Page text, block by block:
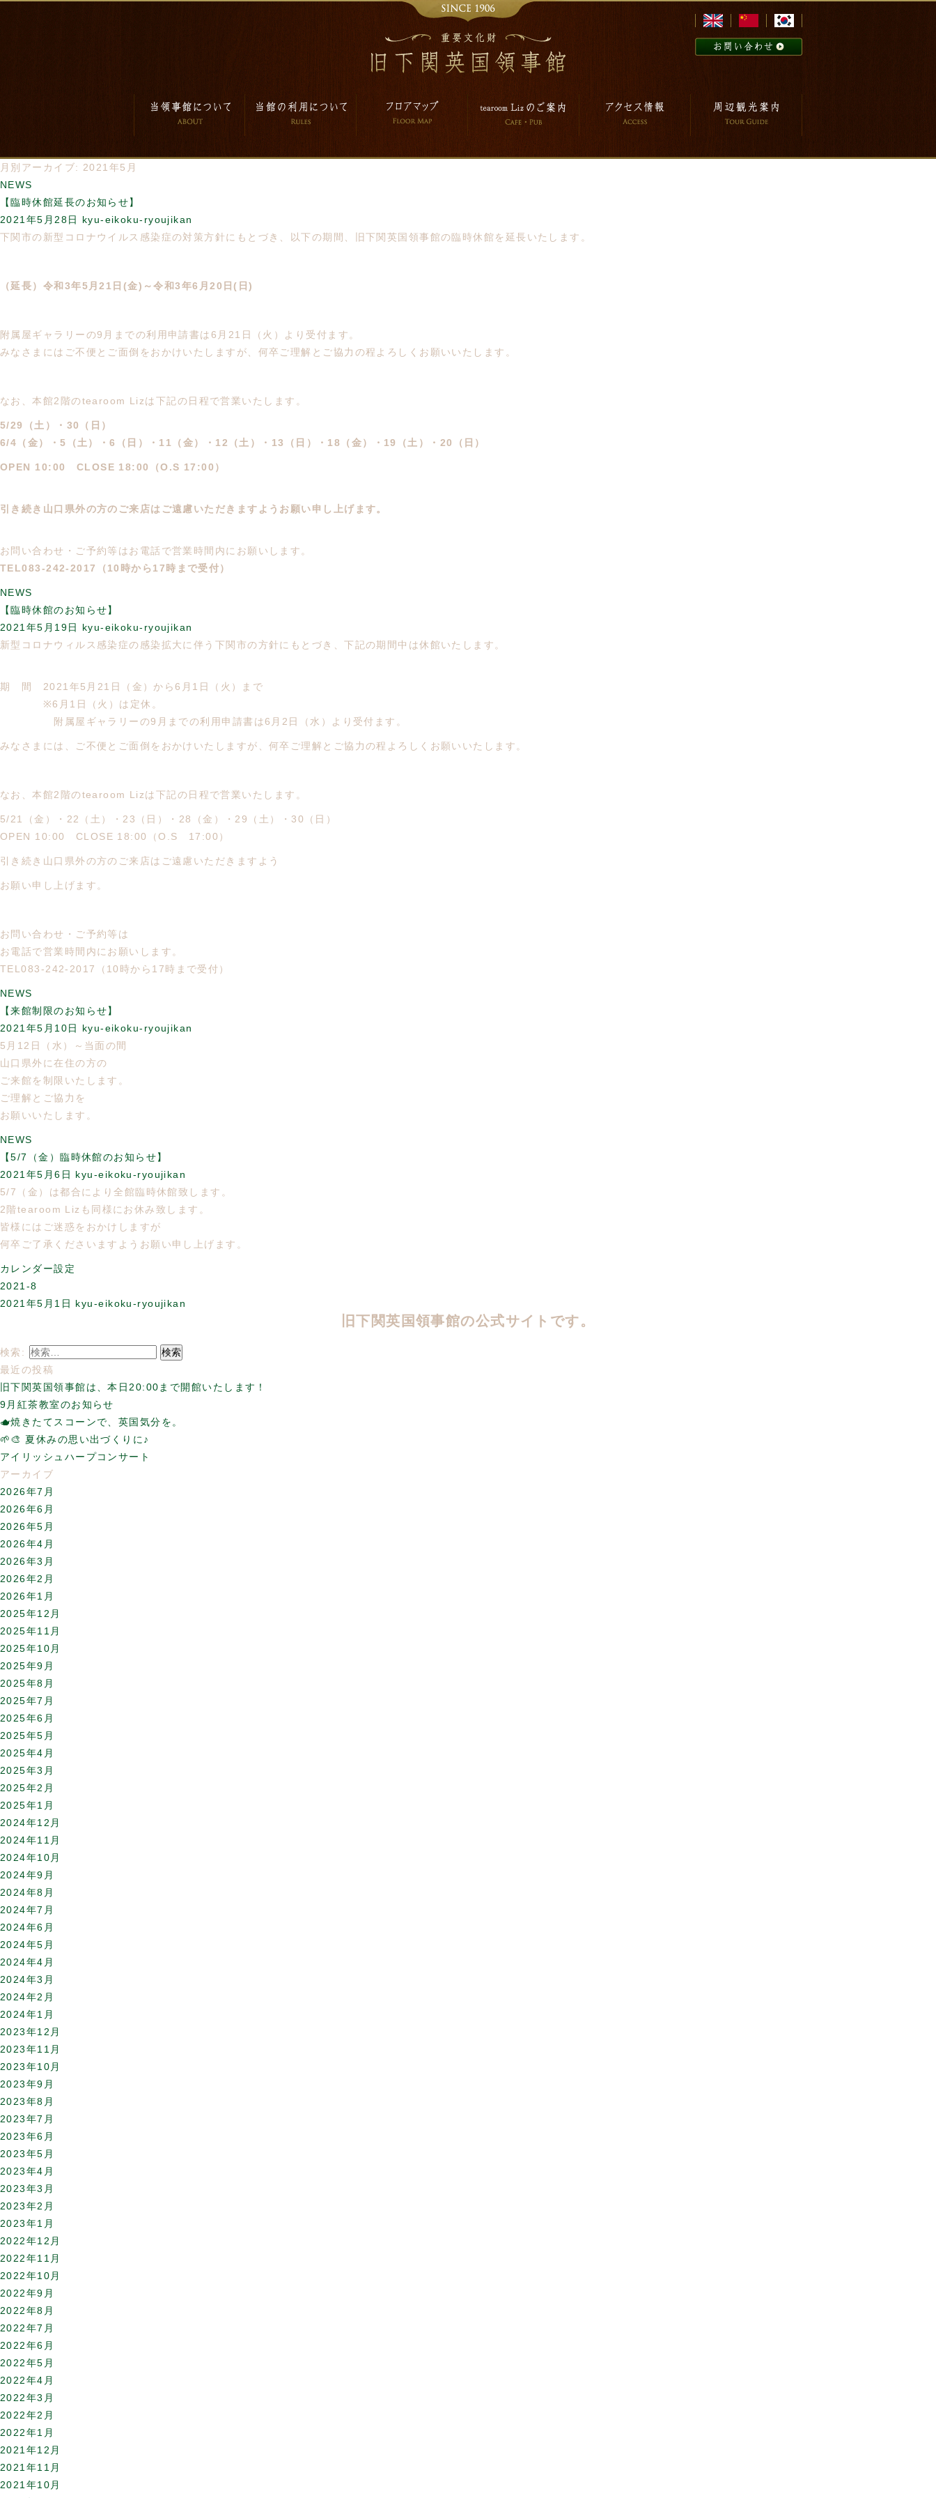
月別アーカイブ: 2021年5月
NEWS
【臨時休館延長のお知らせ】
2021年5月28日
kyu-eikoku-ryoujikan
下関市の新型コロナウイルス感染症の対策方針にもとづき、以下の期間、旧下関英国領事館の臨時休館を延長いたします。
（延長）令和3年5月21日(金)～令和3年6月20日(日)
附属屋ギャラリーの9月までの利用申請書は6月21日（火）より受付ます。
みなさまにはご不便とご面倒をおかけいたしますが、何卒ご理解とご協力の程よろしくお願いいたします。
なお、本館2階のtearoom Lizは下記の日程で営業いたします。
5/29（土）・30（日）
6/4（金）・5（土）・6（日）・11（金）・12（土）・13（日）・18（金）・19（土）・20（日）
OPEN 10:00 CLOSE 18:00（O.S 17:00）
引き続き山口県外の方のご来店はご遠慮いただきますようお願い申し上げます。
お問い合わせ・ご予約等はお電話で営業時間内にお願いします。
TEL083-242-2017（10時から17時まで受付）
NEWS
【臨時休館のお知らせ】
2021年5月19日
kyu-eikoku-ryoujikan
新型コロナウィルス感染症の感染拡大に伴う下関市の方針にもとづき、下記の期間中は休館いたします。
期 間 2021年5月21日（金）から6月1日（火）まで
※6月1日（火）は定休。
附属屋ギャラリーの9月までの利用申請書は6月2日（水）より受付ます。
みなさまには、ご不便とご面倒をおかけいたしますが、何卒ご理解とご協力の程よろしくお願いいたします。
なお、本館2階のtearoom Lizは下記の日程で営業いたします。
5/21（金）・22（土）・23（日）・28（金）・29（土）・30（日）
OPEN 10:00 CLOSE 18:00（O.S 17:00）
引き続き山口県外の方のご来店はご遠慮いただきますよう
お願い申し上げます。
お問い合わせ・ご予約等は
お電話で営業時間内にお願いします。
TEL083-242-2017（10時から17時まで受付）
NEWS
【来館制限のお知らせ】
2021年5月10日
kyu-eikoku-ryoujikan
5月12日（水）～当面の間
山口県外に在住の方の
ご来館を制限いたします。
ご理解とご協力を
お願いいたします。
NEWS
【5/7（金）臨時休館のお知らせ】
2021年5月6日 kyu-eikoku-ryoujikan
5/7（金）は都合により全館臨時休館致します。
2階tearoom Lizも同様にお休み致します。
皆様にはご迷惑をおかけしますが
何卒ご了承くださいますようお願い申し上げます。
カレンダー設定
2021-8
2021年5月1日 kyu-eikoku-ryoujikan
旧下関英国領事館の公式サイトです。
検索:
最近の投稿
旧下関英国領事館は、本日20:00まで開館いたします！
9月紅茶教室のお知らせ
🫖焼きたてスコーンで、英国気分を。
🌱🎨 夏休みの思い出づくりに♪
アイリッシュハープコンサート
アーカイブ
2026年7月
2026年6月
2026年5月
2026年4月
2026年3月
2026年2月
2026年1月
2025年12月
2025年11月
2025年10月
2025年9月
2025年8月
2025年7月
2025年6月
2025年5月
2025年4月
2025年3月
2025年2月
2025年1月
2024年12月
2024年11月
2024年10月
2024年9月
2024年8月
2024年7月
2024年6月
2024年5月
2024年4月
2024年3月
2024年2月
2024年1月
2023年12月
2023年11月
2023年10月
2023年9月
2023年8月
2023年7月
2023年6月
2023年5月
2023年4月
2023年3月
2023年2月
2023年1月
2022年12月
2022年11月
2022年10月
2022年9月
2022年8月
2022年7月
2022年6月
2022年5月
2022年4月
2022年3月
2022年2月
2022年1月
2021年12月
2021年11月
2021年10月